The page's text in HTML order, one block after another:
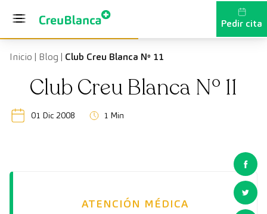
Pedir cita
Inicio | Blog | Club Creu Blanca Nº 11
Club Creu Blanca Nº 11
01 Dic 2008 1 Min
ATENCIÓN MÉDICA